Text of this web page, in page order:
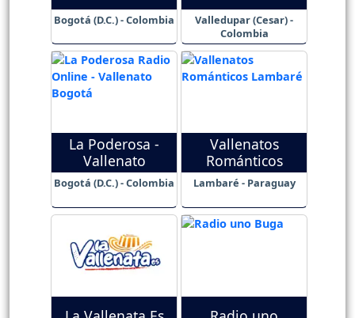
Bogotá (D.C.) - Colombia
Valledupar (Cesar) -
Colombia
La Poderosa -
Vallenato
Bogotá (D.C.) - Colombia
Vallenatos
Románticos
Lambaré - Paraguay